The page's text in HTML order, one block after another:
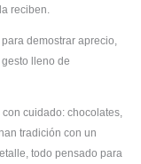
reciben.
demostrar aprecio,
lleno de
cuidado: chocolates,
tradición con un
todo pensado para